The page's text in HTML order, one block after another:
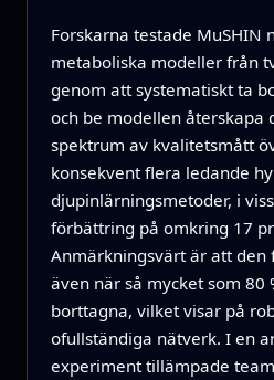
Forskarna testade MuSHIN
metaboliska modeller från
genom att systematiskt ta
och be modellen återskapa
spektrum av kvalitetsmått
konsekvent flera ledande
djupinlärningsmetoder, i
förbättring på omkring 17
Anmärkningsvärt är att den
även när så mycket som
borttagna, vilket visar på
ofullständiga nätverk. I en
experiment tillämpade